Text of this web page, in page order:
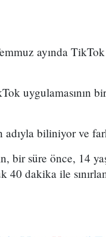
ayında TikTok
uygulamasının
biliniyor ve
süre önce, 14
dakika ile